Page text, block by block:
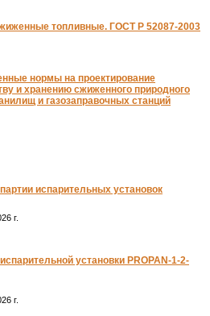
топливные. ГОСТ Р 52087-2003
нормы на проектирование
и хранению сжиженного природного
и газозаправочных станций
испарительных установок
г.
установки PROPAN-1-2-
г.